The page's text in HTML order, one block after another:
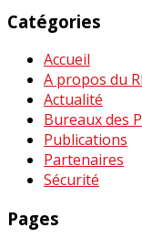
Catégories
Accueil
A propos du
Actualité
Bureaux des
Publications
Partenaires
Sécurité
Pages